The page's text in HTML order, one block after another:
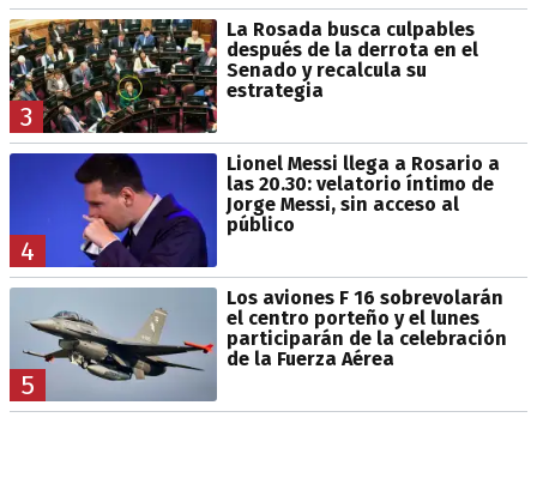
3
La Rosada busca culpables
después de la derrota en el
Senado y recalcula su
estrategia
4
Lionel Messi llega a Rosario a
las 20.30: velatorio íntimo de
Jorge Messi, sin acceso al
público
5
Los aviones F 16 sobrevolarán
el centro porteño y el lunes
participarán de la celebración
de la Fuerza Aérea